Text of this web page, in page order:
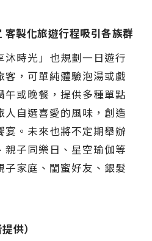
製化旅遊行程吸引各族群
沐時光」也規劃一日遊行
客，可單純體驗泡湯或戲
或晚餐，提供多種單點
人自選喜愛的風味，創造
宴。未來也將不定期舉辦
親子同樂日、星空瑜伽等
家庭、閨蜜好友、銀髮
供）